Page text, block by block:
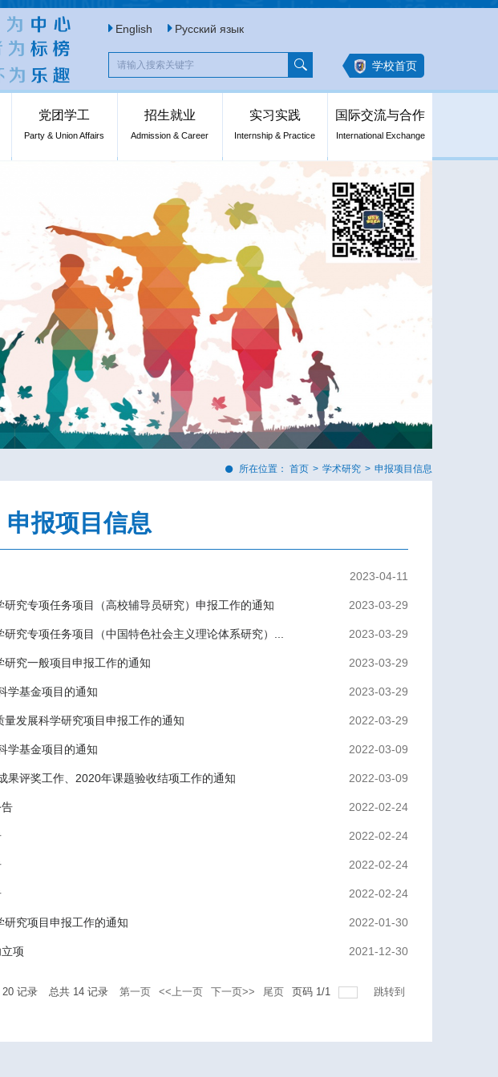
English Русский язык
学校首页
党团学工
Party & Union Affairs
招生就业
Admission & Career
实习实践
Internship & Practice
国际交流与合作
International Exchange
所在位置： 首页 > 学术研究 > 申报项目信息
申报项目信息
2023-04-11
究专项任务项目（高校辅导员研究）申报工作的通知 2023-03-29
究专项任务项目（中国特色社会主义理论体系研究）... 2023-03-29
究一般项目申报工作的通知 2023-03-29
学基金项目的通知 2023-03-29
发展科学研究项目申报工作的通知 2022-03-29
学基金项目的通知 2022-03-09
果评奖工作、2020年课题验收结项工作的通知 2022-03-09
2022-02-24
2022-02-24
2022-02-24
2022-02-24
究项目申报工作的通知 2022-01-30
项 2021-12-30
20 记录 总共 14 记录 第一页 <<上一页 下一页>> 尾页 页码 1/1 跳转到